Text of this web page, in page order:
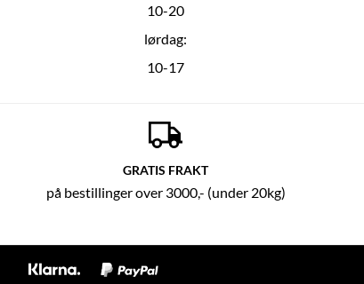
10-20
lørdag:
10-17
GRATIS FRAKT
på bestillinger over 3000,- (under 20kg)